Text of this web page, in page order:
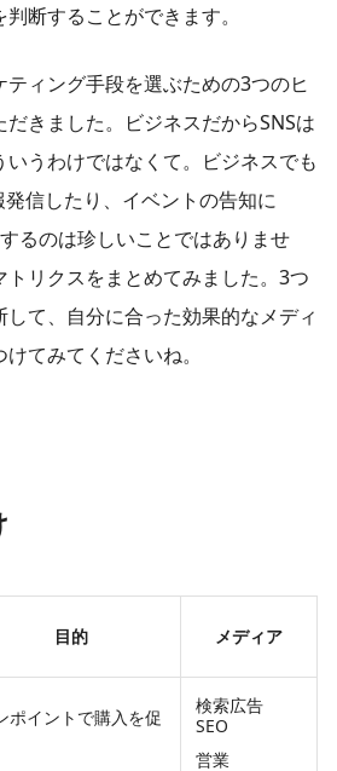
断することができます。
ティング手段を選ぶための3つのヒ
きました。ビジネスだからSNSは
うわけではなくて。ビジネスでも
信したり、イベントの告知に
るのは珍しいことではありませ
リクスをまとめてみました。3つ
て、自分に合った効果的なメディ
てみてくださいね。
目的 メディア
ポイントで購入を促
検索広告
SEO
営業